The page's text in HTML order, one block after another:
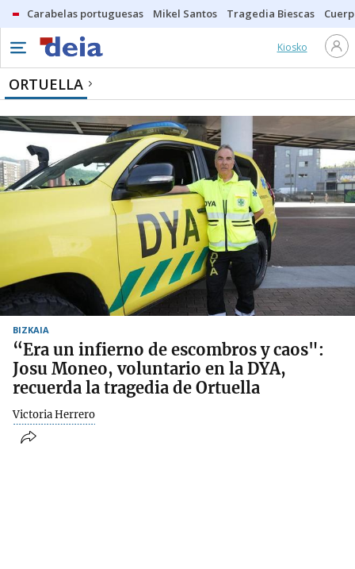
Carabelas portuguesas Mikel Santos Tragedia Biescas
Kiosko
ORTUELLA
BIZKAIA
“Era un infierno de escombros y caos":
Josu Moneo, voluntario en la DYA,
recuerda la tragedia de Ortuella
Victoria Herrero